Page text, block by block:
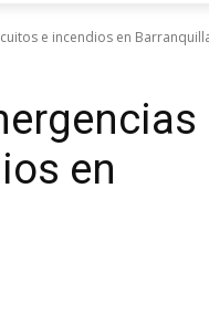
e incendios en
en